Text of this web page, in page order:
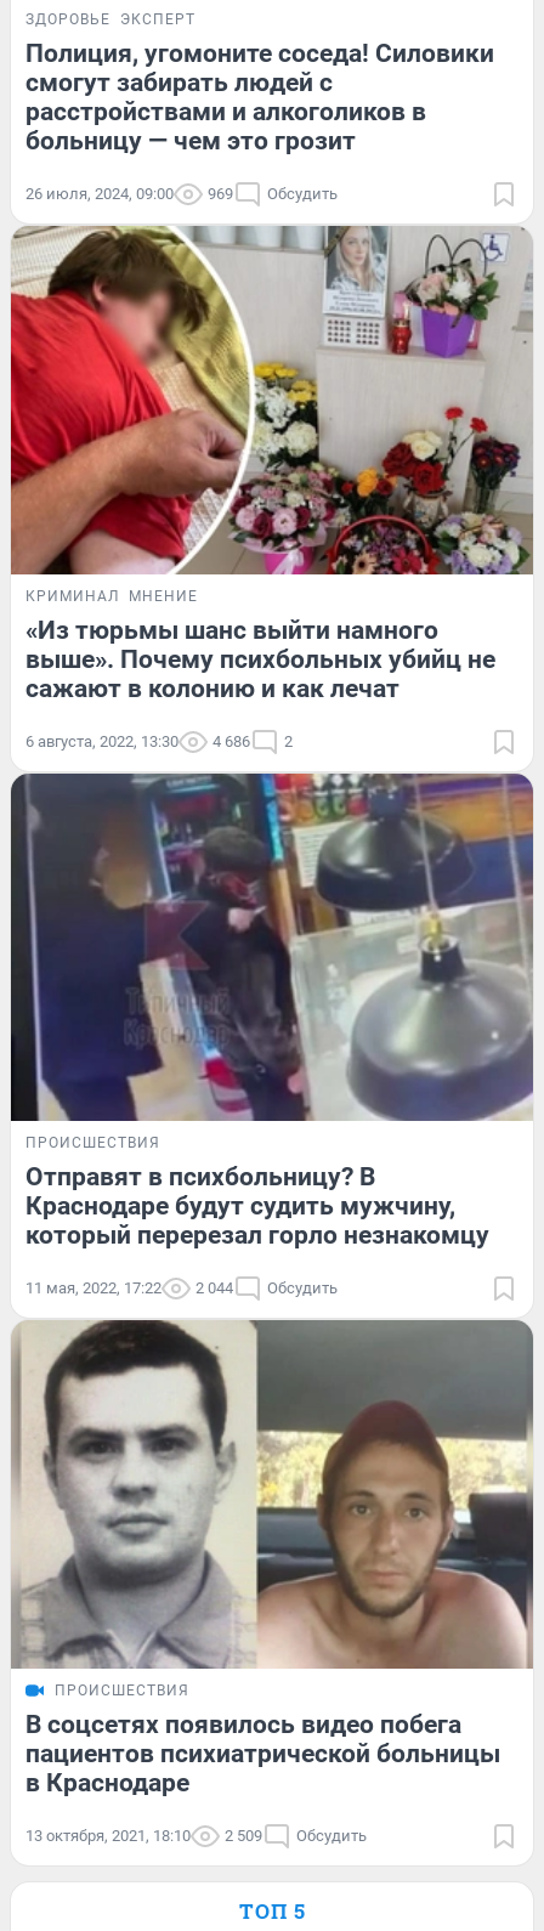
ЗДОРОВЬЕ ЭКСПЕРТ
Полиция, угомоните соседа! Силовики
смогут забирать людей с
расстройствами и алкоголиков в
больницу — чем это грозит
26 июля, 2024, 09:00 969 Обсудить
КРИМИНАЛ МНЕНИЕ
«Из тюрьмы шанс выйти намного
выше». Почему психбольных убийц не
сажают в колонию и как лечат
6 августа, 2022, 13:30 4 686 2
ПРОИСШЕСТВИЯ
Отправят в психбольницу? В
Краснодаре будут судить мужчину,
который перерезал горло незнакомцу
11 мая, 2022, 17:22 2 044 Обсудить
ПРОИСШЕСТВИЯ
В соцсетях появилось видео побега
пациентов психиатрической больницы
в Краснодаре
13 октября, 2021, 18:10 2 509 Обсудить
ТОП 5